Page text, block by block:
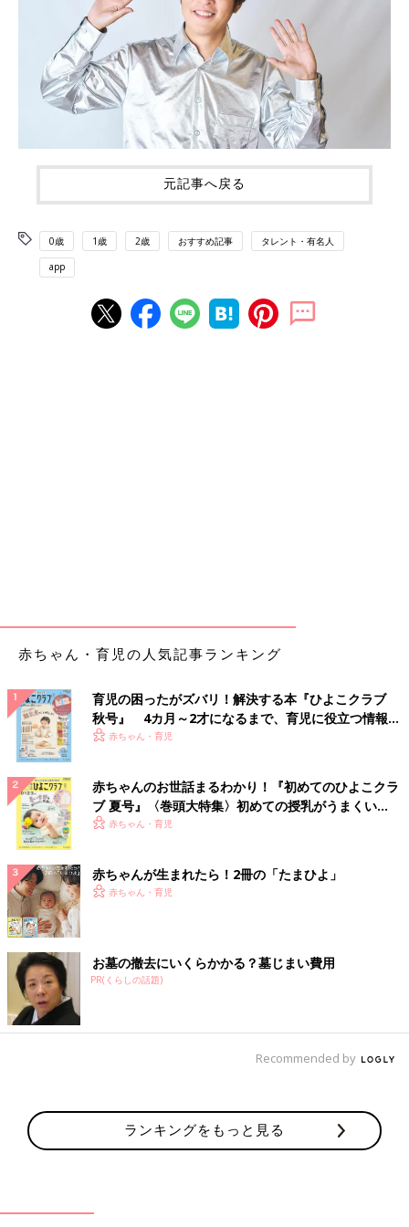
元記事へ戻る
0歳 1歳 2歳 おすすめ記事 タレント・有名人
app
赤ちゃん・育児の人気記事ランキング
育児の困ったがズバリ！解決する本『ひよこクラブ
秋号』 4カ月～2才になるまで、育児に役立つ情報が
いっぱい！
赤ちゃん・育児
赤ちゃんのお世話まるわかり！『初めてのひよこクラ
ブ 夏号』〈巻頭大特集〉初めての授乳がうまくい
く！ おっぱい・ミルクの基本と夏のトラブル 解決テ
赤ちゃん・育児
赤ちゃんが生まれたら！2冊の「たまひよ」
赤ちゃん・育児
お墓の撤去にいくらかかる？墓じまい費用
PR(くらしの話題)
Recommended by
ランキングをもっと見る